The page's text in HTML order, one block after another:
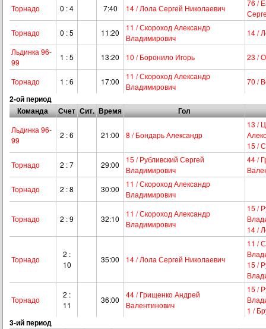
Торнадо
0 : 4 7:40 14 / Лола Сергей Николаевич
76 /
Торнадо
0 : 5 11:20
11 / Скороход Александр
Владимирович
14 /
Льдинка 96-
99
1 : 5 13:20 10 / Боронило Игорь 23 /
Торнадо 1 : 6 17:00
11 / Скороход Александр
Владимирович
70 /
2-ой период
Команда
Счет Сит. Время Гол
Льдинка 96-
99
2 : 6 21:00 8 / Бондарь Александр
13 /
15 /
Торнадо
2 : 7 29:00
15 / Рубливский Сергей
Владимирович
44 /
Торнадо
2 : 8 30:00
11 / Скороход Александр
Владимирович
Торнадо 2 : 9 32:10
11 / Скороход Александр
Владимирович
15 /
14 /
Торнадо
2 :
10
35:00 14 / Лола Сергей Николаевич
11 /
15 /
Торнадо
2 :
11
36:00
44 / Грищенко Андрей
Валентинович
15 /
1 /
3-ий период